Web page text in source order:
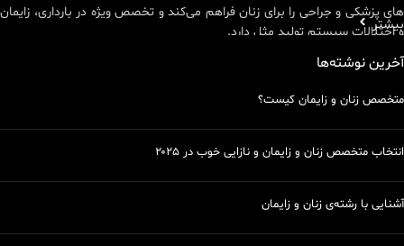
های پزشکی و جراحی را برای زنان فراهم می‌کند و تخصص ویژه در بارداری، زایمان
و اختلالات سیستم تولید مثل دارد.
متخصص زنان و زایمان خوب با تخصص‌هایی شامل مراقبتهای پیشگیرانه،
مراقبتهای قبل از زایمان، تشخیص بیماریهای منتقله از راه جنسی، تست پاپ
بیشتر
آخرین نوشته‌ها
متخصص زنان و زایمان کیست؟
انتخاب متخصص زنان و زایمان و نازایی خوب در ۲۰۲۵
آشنایی با رشته‌ی زنان و زایمان